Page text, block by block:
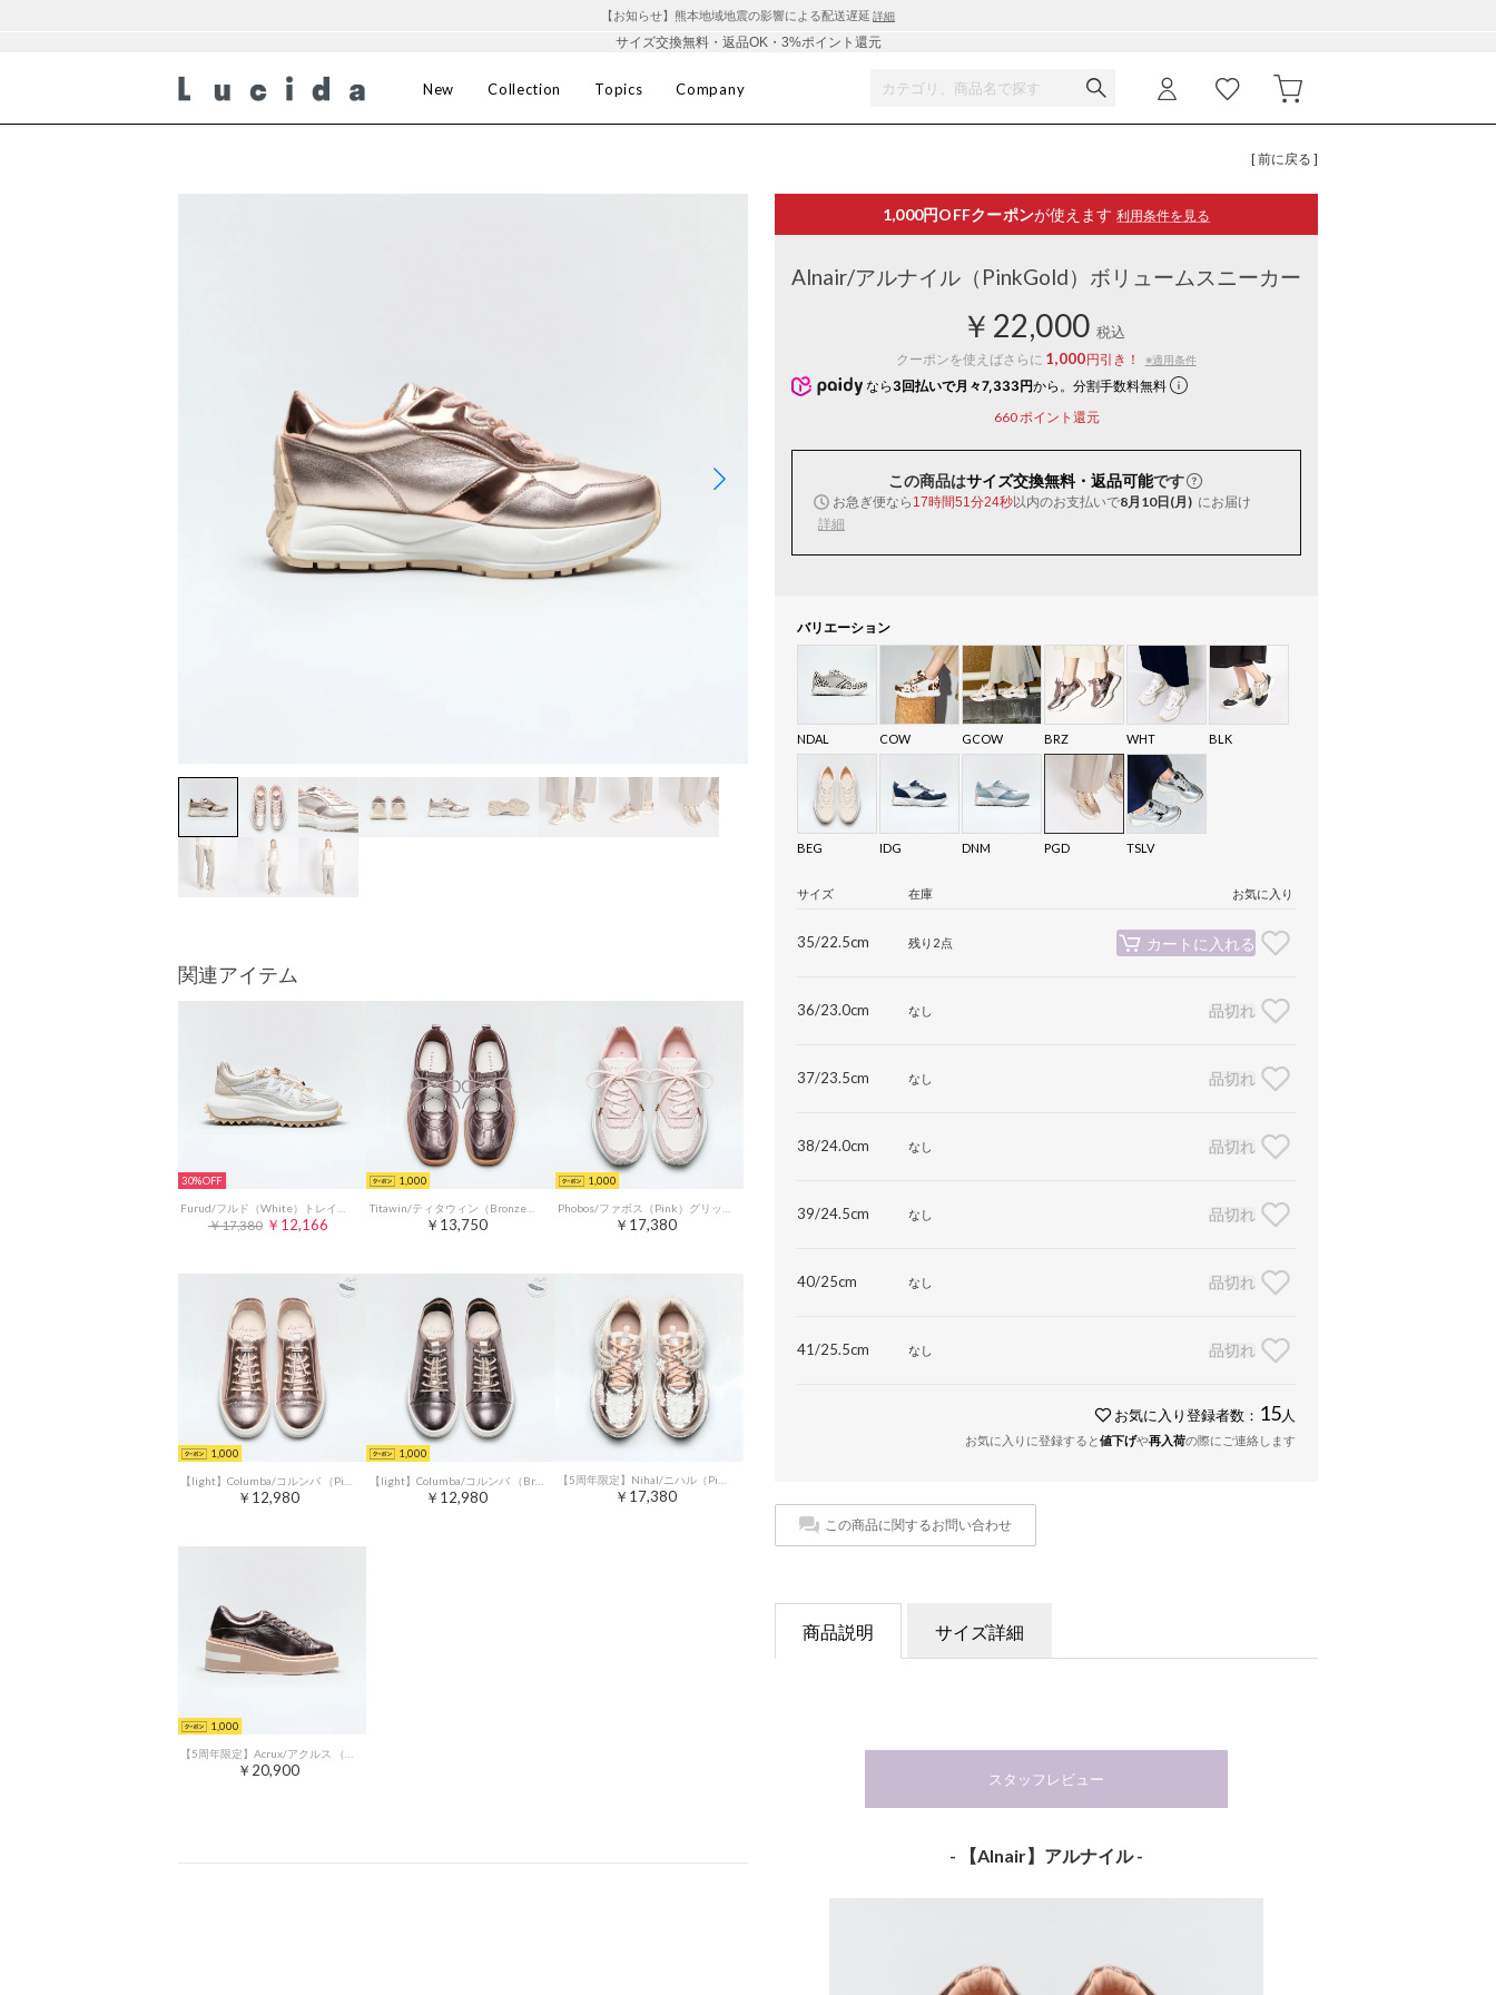
【お知らせ】熊本地域地震の影響による配送遅延 詳細
サイズ交換無料・返品OK・3%ポイント還元
New Collection Topics Company
[ 前に戻る ]
関連アイテム
30%
￥17,380 ￥12,166
1,000
Titawin/ティタウィン（Bronze）バレエローヒールスニーカー
￥13,750
1,000
￥17,380
1,000
￥12,980
1,000
【light】Columba/コルンバ （Bronze）軽量エラスティックシューレースエコスニーカー
￥12,980 ￥17,380
1,000
￥20,900
1,000円OFFクーポンが使えます 利用条件を見る
Alnair/アルナイル（PinkGold）ボリュームスニーカー
￥22,000 税込
クーポンを使えばさらに 1,000円引き！ ※適用条件
なら 3回払いで月々7,333円から。分割手数料無料
660ポイント還元
この商品はサイズ交換無料・返品可能です
お急ぎ便なら 17時間51分23秒以内のお支払いで8月10日(月) にお届け
詳細
バリエーション
NDAL COW GCOW BRZ WHT BLK
BEG IDG DNM PGD TSLV
サイズ 在庫 お気に入り
35/22.5cm 残り2点 カートに入れる
36/23.0cm なし 品切れ
37/23.5cm なし 品切れ
38/24.0cm なし 品切れ
39/24.5cm なし 品切れ
40/25cm なし 品切れ
41/25.5cm なし 品切れ
お気に入り登録者数： 15 人
お気に入りに登録すると値下げや再入荷の際にご連絡します
この商品に関するお問い合わせ
商品説明 サイズ詳細
スタッフレビュー
- 【Alnair】アルナイル -